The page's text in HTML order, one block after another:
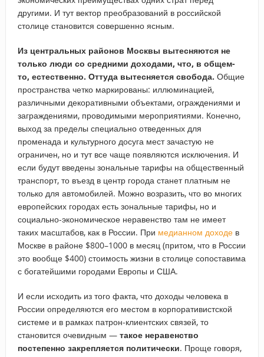
другими. И тут вектор преобразований в российской
столице становится совершенно ясным.
Из центральных районов Москвы вытесняются не
только люди со средними доходами, что, в общем-
то, естественно. Оттуда вытесняется свобода. Общие
пространства четко маркированы: иллюминацией,
различными декоративными объектами, ограждениями и
заграждениями, проводимыми мероприятиями. Конечно,
выход за пределы специально отведенных для
променада и культурного досуга мест зачастую не
ограничен, но и тут все чаще появляются исключения. И
если будут введены зональные тарифы на общественный
транспорт, то въезд в центр города станет платным не
только для автомобилей. Можно возразить, что во многих
европейских городах есть зональные тарифы, но и
социально-экономическое неравенство там не имеет
таких масштабов, как в России. При медианном доходев
Москве в районе $800–1000 в месяц (притом, что в России
это вообще $400) стоимость жизни в столице сопоставима
с богатейшими городами Европы и США.
И если исходить из того факта, что доходы человека в
России определяются его местом в корпоративистской
системе и в рамках патрон-клиентских связей, то
становится очевидным — такое неравенство
постепенно закрепляется политически. Проще говоря,